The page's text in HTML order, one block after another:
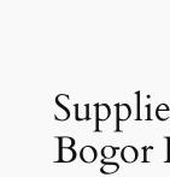
Bogor